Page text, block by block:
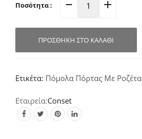
Ποσότητα :
Πόμολο
Ροζέτα
Γυαλιστερό
C1435
ΠΡΟΣΘΉΚΗ ΣΤΟ ΚΑΛΆΘΙ
Ετικέτα: Πόμολα Πόρτας Με Ροζέτα
Conset